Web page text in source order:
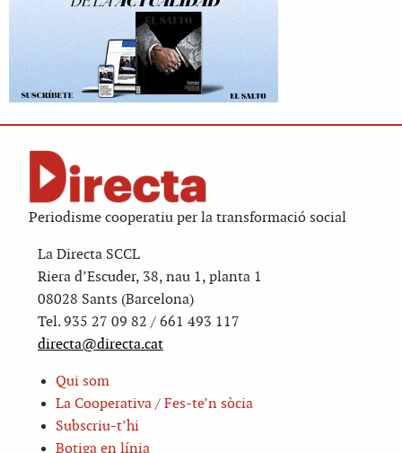
Periodisme cooperatiu per la transformació social
La Directa SCCL
Riera d’Escuder, 38, nau 1, planta 1
08028 Sants (Barcelona)
Tel. 935 27 09 82 / 661 493 117
directa@directa.cat
Qui som
La Cooperativa / Fes-te’n sòcia
Subscriu-t’hi
Botiga en línia